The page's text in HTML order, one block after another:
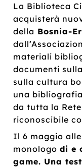
La Biblioteca
acquisterà
della Bosnia-
materiali
documenti
sulla cultura
una
da tutta la
riconoscibile
Il 6 maggio
monologodi e
game. Una